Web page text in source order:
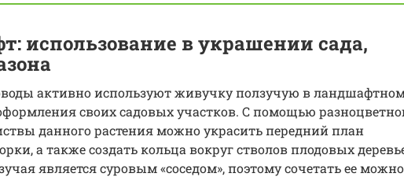
использование в украшении сада,
активно используют живучку ползучую в
своих садовых участков. С помощью
данного растения можно украсить передний план
а также создать кольца вокруг стволов плодовых
является суровым «соседом», поэтому сочетать ее можно